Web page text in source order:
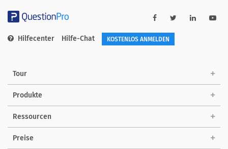
Hilfecenter Hilfe-Chat KOSTENLOS ANMELDEN
Tour
Produkte
Ressourcen
Preise